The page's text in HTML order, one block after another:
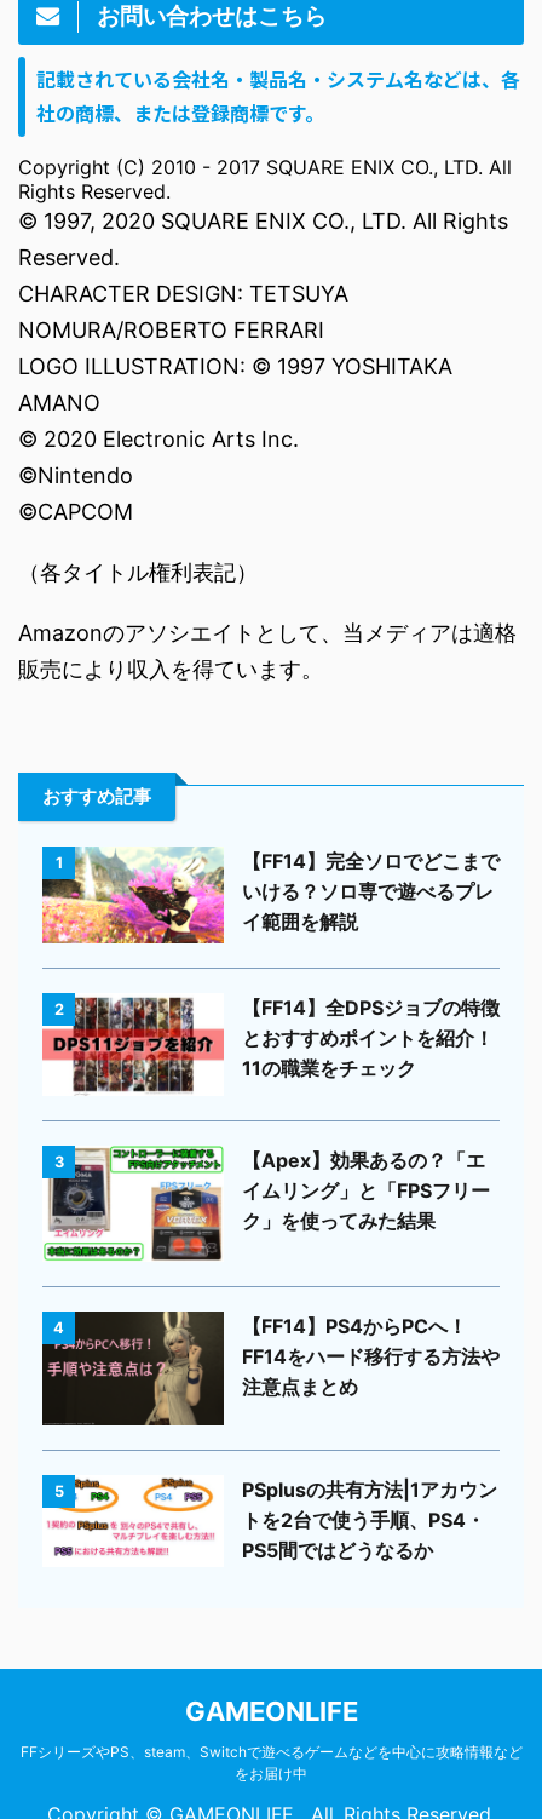
お問い合わせはこちら
記載されている会社名・製品名・システム名などは、各
社の商標、または登録商標です。
Copyright (C) 2010 - 2017 SQUARE ENIX CO., LTD. All
Rights Reserved.
© 1997, 2020 SQUARE ENIX CO., LTD. All Rights
Reserved.
CHARACTER DESIGN: TETSUYA
NOMURA/ROBERTO FERRARI
LOGO ILLUSTRATION: © 1997 YOSHITAKA
AMANO
© 2020 Electronic Arts Inc.
©Nintendo
©CAPCOM
（各タイトル権利表記）
Amazonのアソシエイトとして、当メディアは適格
販売により収入を得ています。
おすすめ記事
1
【FF14】完全ソロでどこまで
いける？ソロ専で遊べるプレ
イ範囲を解説
2
【FF14】全DPSジョブの特徴
とおすすめポイントを紹介！
11の職業をチェック
3
【Apex】効果あるの？「エ
イムリング」と「FPSフリー
ク」を使ってみた結果
4
【FF14】PS4からPCへ！
FF14をハード移行する方法や
注意点まとめ
5
PSplusの共有方法|1アカウン
トを2台で使う手順、PS4・
PS5間ではどうなるか
GAMEONLIFE
FFシリーズやPS、steam、Switchで遊べるゲームなどを中心に攻略情報など
をお届け中
Copyright © GAMEONLIFE , All Rights Reserved.